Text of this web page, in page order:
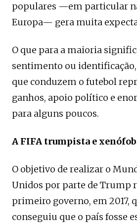
populares —em particular
Europa— gera muita
O que para a maioria
sentimento ou
que conduzem o futebol
ganhos, apoio político e
para alguns poucos.
A FIFA trumpista e
O objetivo de realizar o
Unidos por parte de Trump
primeiro governo, em 2017,
conseguiu que o país fosse